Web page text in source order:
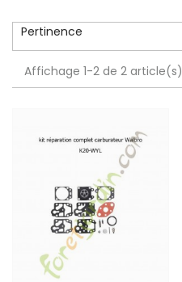
Pertinence
Affichage 1-2 de 2 article(s)